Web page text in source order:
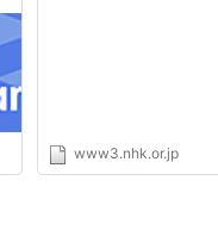
www3.nhk.or.jp